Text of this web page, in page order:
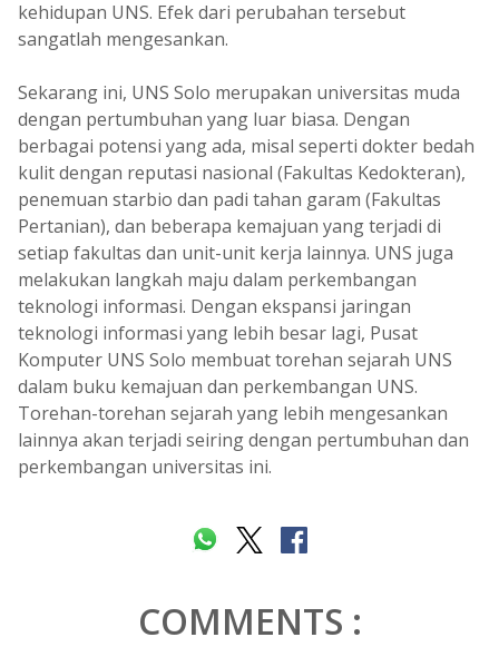
kehidupan UNS. Efek dari perubahan tersebut
sangatlah mengesankan.
Sekarang ini, UNS Solo merupakan universitas muda
dengan pertumbuhan yang luar biasa. Dengan
berbagai potensi yang ada, misal seperti dokter bedah
kulit dengan reputasi nasional (Fakultas Kedokteran),
penemuan starbio dan padi tahan garam (Fakultas
Pertanian), dan beberapa kemajuan yang terjadi di
setiap fakultas dan unit-unit kerja lainnya. UNS juga
melakukan langkah maju dalam perkembangan
teknologi informasi. Dengan ekspansi jaringan
teknologi informasi yang lebih besar lagi, Pusat
Komputer UNS Solo membuat torehan sejarah UNS
dalam buku kemajuan dan perkembangan UNS.
Torehan-torehan sejarah yang lebih mengesankan
lainnya akan terjadi seiring dengan pertumbuhan dan
perkembangan universitas ini.
COMMENTS :